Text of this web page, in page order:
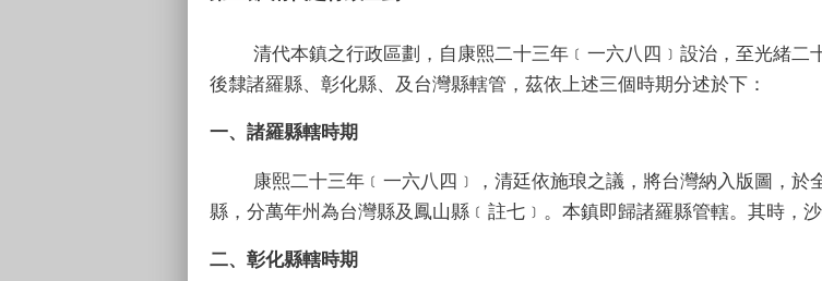
清代本鎮之行政區劃，自康熙二十三年﹝一六八四﹞設治，至光緒二
後隸諸羅縣、彰化縣、及台灣縣轄管，茲依上述三個時期分述於下：
一、諸羅縣轄時期
康熙二十三年﹝一六八四﹞，清廷依施琅之議，將台灣納入版圖，於
縣，分萬年州為台灣縣及鳳山縣﹝註七﹞。本鎮即歸諸羅縣管轄。其時，
二、彰化縣轄時期